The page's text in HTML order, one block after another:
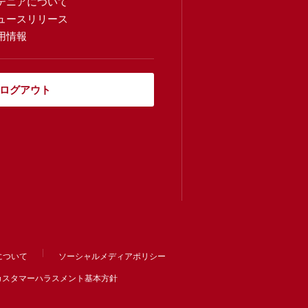
ースリリース
情報
ログアウト
ついて ソーシャルメディアポリシー
スタマーハラスメント基本方針